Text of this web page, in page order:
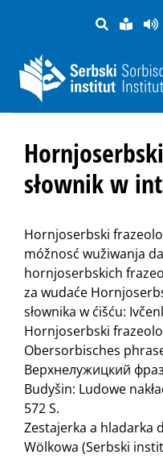
PYTANJE
RĚČ
słownik w
Hornjoserbski
móžnosć wužiwanja
hornjoserbskich
za wudaće
słownika w ćišću:
Hornjoserbski
Obersorbisches
Верхнелужицкий
Budyšin: Ludowe
572 S.
Zestajerka a hladarka
Wölkowa (Serbski